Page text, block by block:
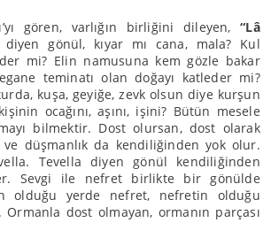
gören, varlığın birliğini dileyen,“Lâ
diyen gönül, kıyar mı cana, mala? Kul
mi? Elin namusuna kem gözle bakar
yegane teminatı olan doğayı katleder mi?
kuşa, geyiğe, zevk olsun diye kurşun
ocağını, aşını, işini? Bütün mesele
bilmektir. Dost olursan, dost olarak
ve düşmanlık da kendiliğinden yok olur.
Tevella diyen gönül kendiliğinden
Sevgi ile nefret birlikte bir gönülde
olduğu yerde nefret, nefretin olduğu
dost olmayan, ormanın parçası